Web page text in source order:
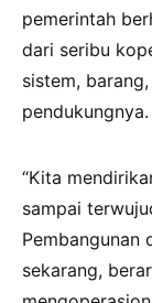
pemerintah
dari seribu
sistem,
pendukungnya.
“Kita
sampai
Pembangunan
sekarang,